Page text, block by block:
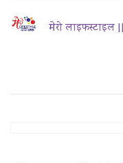
मेरो लाइफस्टाइल ||